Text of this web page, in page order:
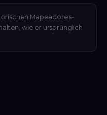
Mapeadores-
wie er ursprünglich